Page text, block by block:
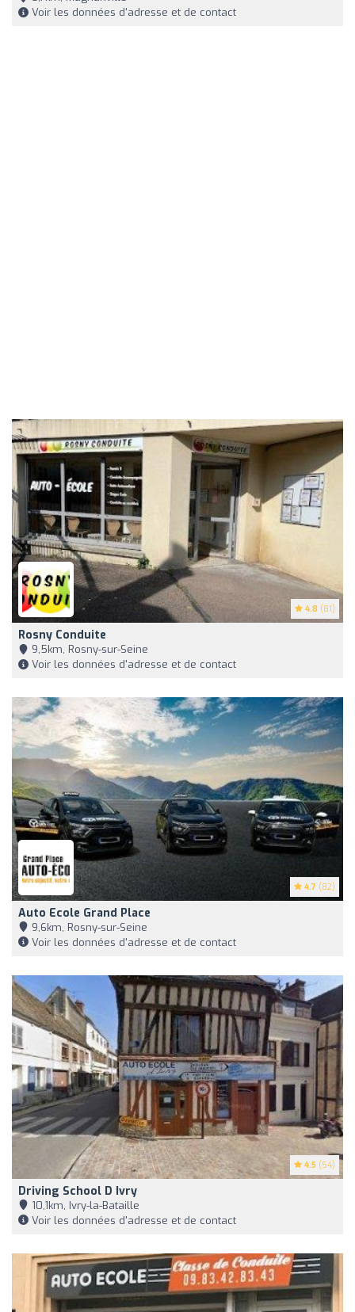
Voir les données d'adresse et de contact
4.8 (81)
Rosny Conduite
9,5km, Rosny-sur-Seine
Voir les données d'adresse et de contact
4.7 (82)
Auto Ecole Grand Place
9,6km, Rosny-sur-Seine
Voir les données d'adresse et de contact
4.5 (54)
Driving School D Ivry
10,1km, Ivry-la-Bataille
Voir les données d'adresse et de contact